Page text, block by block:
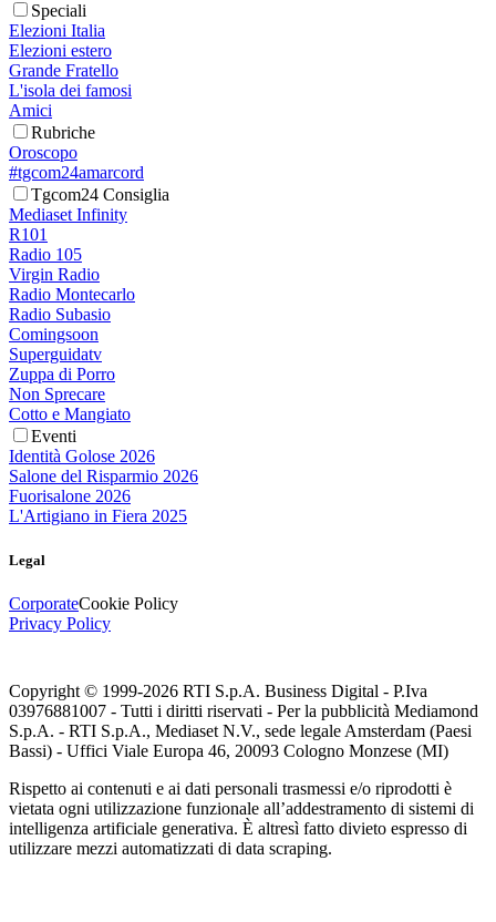
Speciali
Elezioni Italia
Elezioni estero
Grande Fratello
L'isola dei famosi
Amici
Rubriche
Oroscopo
#tgcom24amarcord
Tgcom24 Consiglia
Mediaset Infinity
R101
Radio 105
Virgin Radio
Radio Montecarlo
Radio Subasio
Comingsoon
Superguidatv
Zuppa di Porro
Non Sprecare
Cotto e Mangiato
Eventi
Identità Golose 2026
Salone del Risparmio 2026
Fuorisalone 2026
L'Artigiano in Fiera 2025
Legal
CorporateCookie Policy
Privacy Policy
Copyright © 1999-2026 RTI S.p.A. Business Digital - P.Iva
03976881007 - Tutti i diritti riservati - Per la pubblicità Mediamond
S.p.A. - RTI S.p.A., Mediaset N.V., sede legale Amsterdam (Paesi
Bassi) - Uffici Viale Europa 46, 20093 Cologno Monzese (MI)
Rispetto ai contenuti e ai dati personali trasmessi e/o riprodotti è
vietata ogni utilizzazione funzionale all’addestramento di sistemi di
intelligenza artificiale generativa. È altresì fatto divieto espresso di
utilizzare mezzi automatizzati di data scraping.